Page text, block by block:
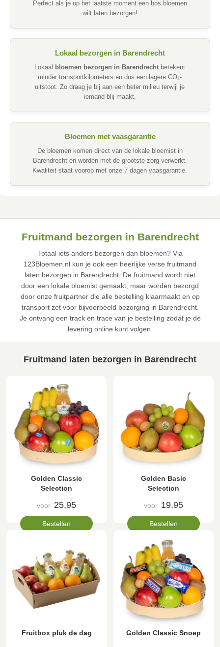
Perfect als je op het laatste moment een bos bloemen
wilt laten bezorgen!
Lokaal bezorgen in Barendrecht
Lokaal bloemen bezorgen in Barendrecht betekent
minder transportkilometers en dus een lagere CO₂-
uitstoot. Zo draag je bij aan een beter milieu terwijl je
iemand blij maakt.
Bloemen met vaasgarantie
De bloemen komen direct van de lokale bloemist in
Barendrecht en worden met de grootste zorg verwerkt.
Kwaliteit staat voorop met onze 7 dagen vaasgarantie.
Fruitmand bezorgen in Barendrecht
Totaal iets anders bezorgen dan bloemen? Via
123Bloemen.nl kun je ook een heerlijke verse fruitmand
laten bezorgen in Barendrecht. De fruitmand wordt niet
door een lokale bloemist gemaakt, maar worden bezorgd
door onze fruitpartner die alle bestelling klaarmaakt en op
transport zet voor bijvoorbeeld bezorging in Barendrecht.
Je ontvang een track en trace van je bestelling zodat je de
levering online kunt volgen.
Fruitmand laten bezorgen in Barendrecht
Golden Classic
Selection
voor 25,95
Bestellen
Golden Basic
Selection
voor 19,95
Bestellen
Fruitbox pluk de dag Golden Classic Snoep